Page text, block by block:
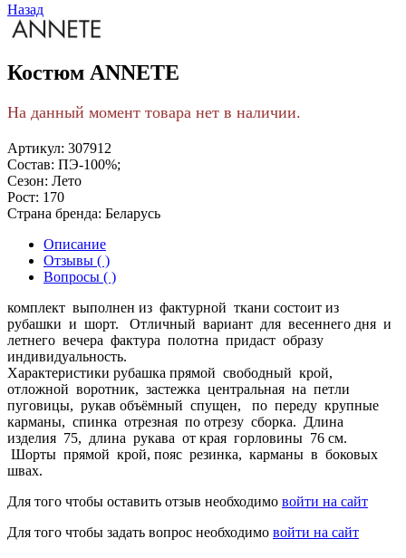
Назад
Костюм ANNETE
На данный момент товара нет в наличии.
Артикул: 307912
Состав: ПЭ-100%;
Сезон: Лето
Рост: 170
Страна бренда: Беларусь
Описание
Отзывы ( )
Вопросы ( )
комплект выполнен из фактурной ткани состоит из
рубашки и шорт. Отличный вариант для весеннего дня и
летнего вечера фактура полотна придаст образу
индивидуальность.
Характеристики рубашка прямой свободный крой,
отложной воротник, застежка центральная на петли
пуговицы, рукав объёмный спущен, по переду крупные
карманы, спинка отрезная по отрезу сборка. Длина
изделия 75, длина рукава от края горловины 76 см.
Шорты прямой крой, пояс резинка, карманы в боковых
швах.
Для того чтобы оставить отзыв необходимо войти на сайт
Для того чтобы задать вопрос необходимо войти на сайт